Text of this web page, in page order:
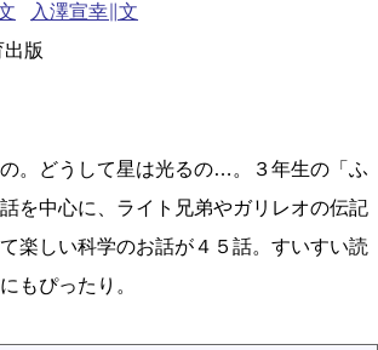
入澤宣幸∥文
版
。どうして星は光るの…。３年生の「ふ
を中心に、ライト兄弟やガリレオの伝記
楽しい科学のお話が４５話。すいすい読
もぴったり。